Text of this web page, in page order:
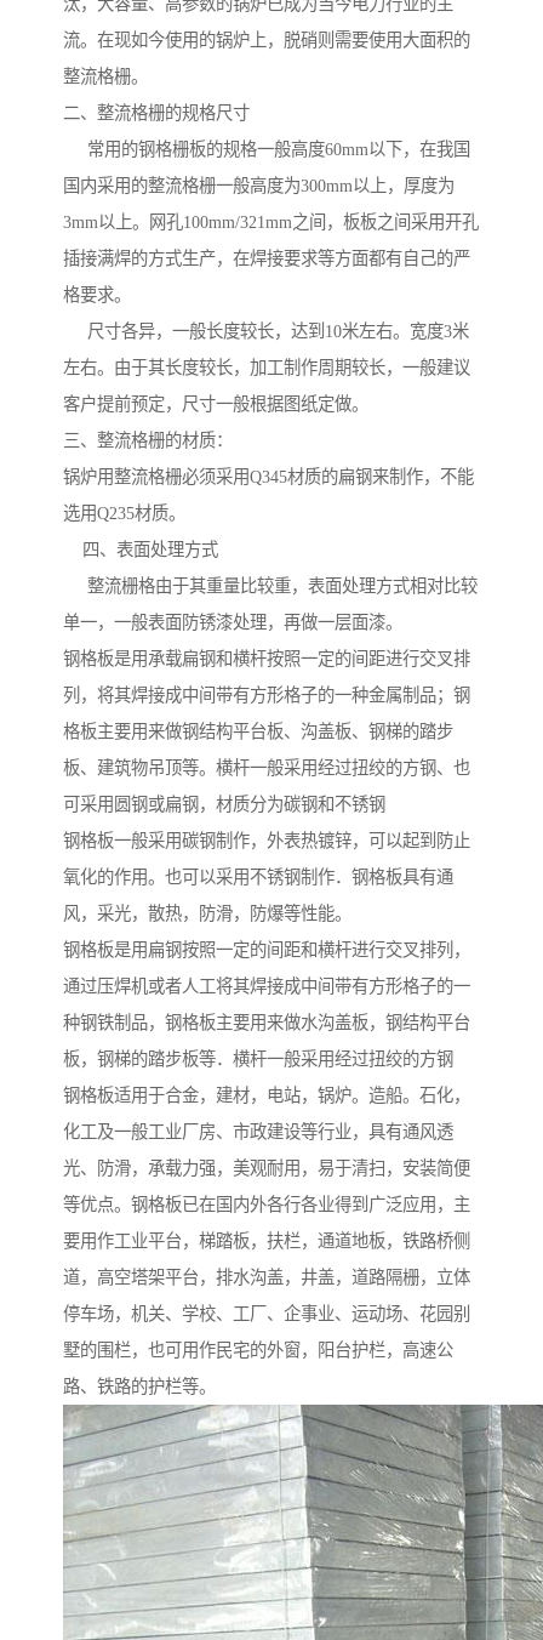
流。在现如今使用的锅炉上，脱硝则需要使用大面积的
整流格栅。
二、整流格栅的规格尺寸
常用的钢格栅板的规格一般高度60mm以下，在我国
国内采用的整流格栅一般高度为300mm以上，厚度为
3mm以上。网孔100mm/321mm之间，板板之间采用开孔
插接满焊的方式生产，在焊接要求等方面都有自己的严
格要求。
尺寸各异，一般长度较长，达到10米左右。宽度3米
左右。由于其长度较长，加工制作周期较长，一般建议
客户提前预定，尺寸一般根据图纸定做。
三、整流格栅的材质：
锅炉用整流格栅必须采用Q345材质的扁钢来制作，不能
选用Q235材质。
四、表面处理方式
整流栅格由于其重量比较重，表面处理方式相对比较
单一，一般表面防锈漆处理，再做一层面漆。
钢格板是用承载扁钢和横杆按照一定的间距进行交叉排
列，将其焊接成中间带有方形格子的一种金属制品；钢
格板主要用来做钢结构平台板、沟盖板、钢梯的踏步
板、建筑物吊顶等。横杆一般采用经过扭绞的方钢、也
可采用圆钢或扁钢，材质分为碳钢和不锈钢
钢格板一般采用碳钢制作，外表热镀锌，可以起到防止
氧化的作用。也可以采用不锈钢制作．钢格板具有通
风，采光，散热，防滑，防爆等性能。
钢格板是用扁钢按照一定的间距和横杆进行交叉排列，
通过压焊机或者人工将其焊接成中间带有方形格子的一
种钢铁制品，钢格板主要用来做水沟盖板，钢结构平台
板，钢梯的踏步板等．横杆一般采用经过扭绞的方钢
钢格板适用于合金，建材，电站，锅炉。造船。石化，
化工及一般工业厂房、市政建设等行业，具有通风透
光、防滑，承载力强，美观耐用，易于清扫，安装简便
等优点。钢格板已在国内外各行各业得到广泛应用，主
要用作工业平台，梯踏板，扶栏，通道地板，铁路桥侧
道，高空塔架平台，排水沟盖，井盖，道路隔栅，立体
停车场，机关、学校、工厂、企事业、运动场、花园别
墅的围栏，也可用作民宅的外窗，阳台护栏，高速公
路、铁路的护栏等。